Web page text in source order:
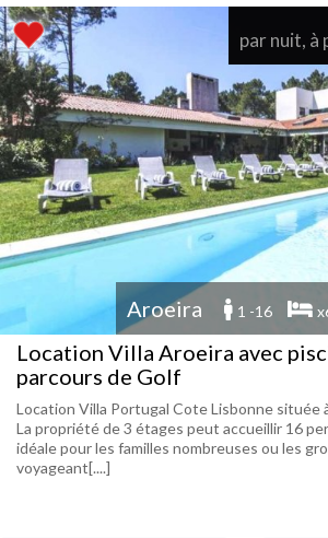
par nuit, à
Aroeira 1 -16
Location Villa Aroeira avec
parcours de Golf
Location Villa Portugal Cote Lisbonne située
La propriété de 3 étages peut accueillir 16
idéale pour les familles nombreuses ou les
voyageant[....]